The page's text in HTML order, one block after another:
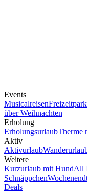
Events
Musicalreisen
über Weihnachten
Erholung
ErholungsurlaubTherme
Aktiv
Aktivurlaub
Weitere
Kurzurlaub mit HundAll
Schnäppchen
Deals